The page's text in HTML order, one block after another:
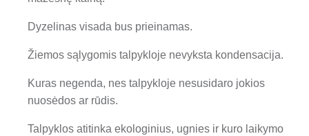
Dyzelinas visada bus prieinamas.
Žiemos sąlygomis talpykloje nevyksta kondensacija.
Kuras negenda, nes talpykloje nesusidaro jokios
nuosėdos ar rūdis.
Talpyklos atitinka ekologinius, ugnies ir kuro laikymo